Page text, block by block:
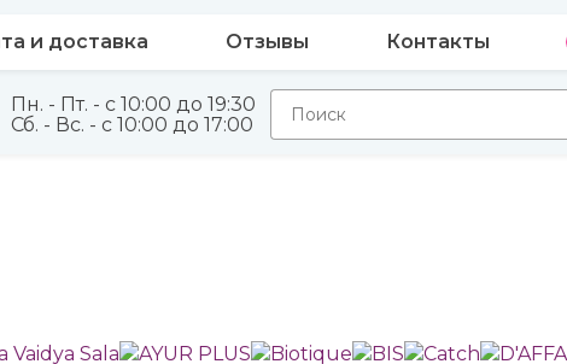
и доставка Отзывы Контакты
Пн. - Пт. - с 10:00 до 19:30
Сб. - Вс. - с 10:00 до 17:00